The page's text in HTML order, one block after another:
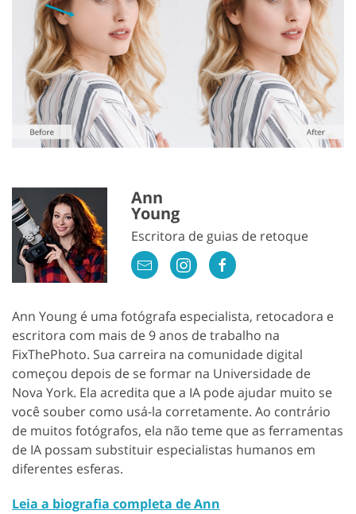
Ann
Young
Escritora de guias de retoque
Ann Young é uma fotógrafa especialista, retocadora e
escritora com mais de 9 anos de trabalho na
FixThePhoto. Sua carreira na comunidade digital
começou depois de se formar na Universidade de
Nova York. Ela acredita que a IA pode ajudar muito se
você souber como usá-la corretamente. Ao contrário
de muitos fotógrafos, ela não teme que as ferramentas
de IA possam substituir especialistas humanos em
diferentes esferas.
Leia a biografia completa de Ann